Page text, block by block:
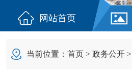
网站首页
当前位置： 首页 > 政务公开 >